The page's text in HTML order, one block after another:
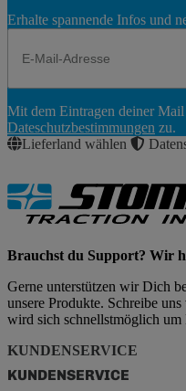
Erhalte spannende Infos und
Abonnieren
Mit dem Eintragen deiner Mail
Dateschutzbestimmungen zu.
Lieferland wählen
Brauchst du Support? Wir
Gerne unterstützen wir Dich
unsere Produkte. Schreibe
wird sich schnellstmöglich
KUNDENSERVICE
KUNDENSERVICE